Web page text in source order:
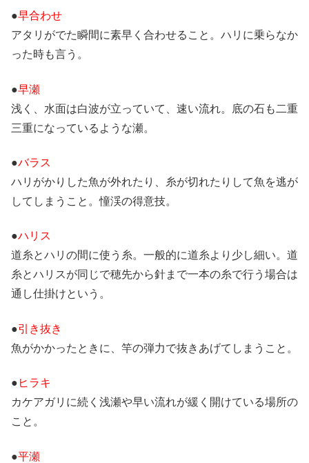
●早合わせ
アタリがでた瞬間に素早く合わせること。ハリに乗らなか
った時も言う。
●早瀬
浅く、水面は白波が立っていて、速い流れ。底の石も二重
三重になっているような瀬。
●バラス
ハリがかりした魚が外れたり、糸が切れたりして魚を逃が
してしまうこと。憧渓の得意技。
●ハリス
道糸とハリの間に使う糸。一般的に道糸より少し細い。道
糸とハリスが同じで穂先から針まで一本の糸で行う場合は
通し仕掛けという。
●引き抜き
魚がかかったときに、竿の弾力で抜きあげてしまうこと。
● ヒラキ
カケアガリに続く浅瀬や早い流れが緩く開けている場所の
こと。
●平瀬